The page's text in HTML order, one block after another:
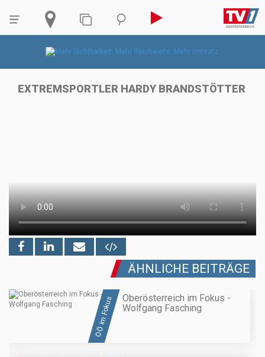
EXTREMSPORTLER HARDY BRANDSTÖTTER
ÄHNLICHE BEITRÄGE
OÖ im Fokus
Oberösterreich im Fokus -
Wolfgang Fasching